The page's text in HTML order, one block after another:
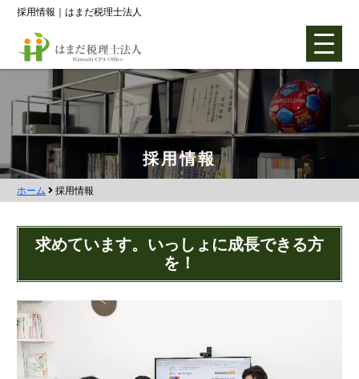
採用情報｜はまだ税理士法人
ホーム
各種支援業務
会社設立支援
会社設立0円プラン
合同会社設立
社団法人設立
財団法人設立
採用情報
ホーム 採用情報
求めています。いっしょに成長できる方
を！